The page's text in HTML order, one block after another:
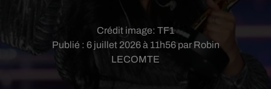
Publié : 6 juillet 2026 à 11h56 par Robin
LECOMTE
Crédit image: TF1